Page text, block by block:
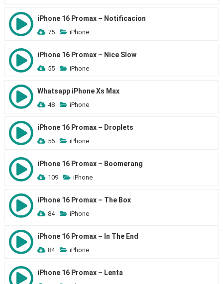
iPhone 16 Promax – Notificacion
75 iPhone
iPhone 16 Promax – Nice Slow
55 iPhone
Whatsapp iPhone Xs Max
48 iPhone
iPhone 16 Promax – Droplets
56 iPhone
iPhone 16 Promax – Boomerang
109 iPhone
iPhone 16 Promax – The Box
84 iPhone
iPhone 16 Promax – In The End
84 iPhone
iPhone 16 Promax – Lenta